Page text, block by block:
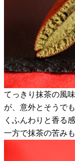
てっきり抹茶の風
が、意外とそうで
くふんわりと香る
一方で抹茶の苦み